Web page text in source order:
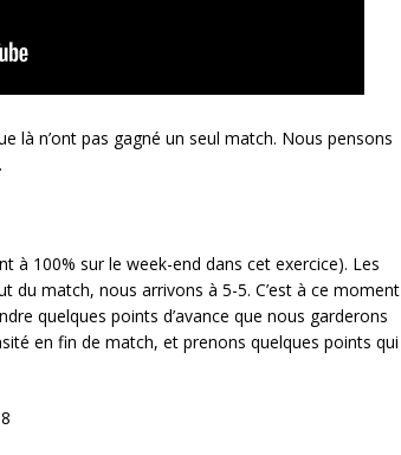
là n’ont pas gagné un seul match. Nous pensons
à 100% sur le week-end dans cet exercice). Les
du match, nous arrivons à 5-5. C’est à ce moment
quelques points d’avance que nous garderons
en fin de match, et prenons quelques points qui